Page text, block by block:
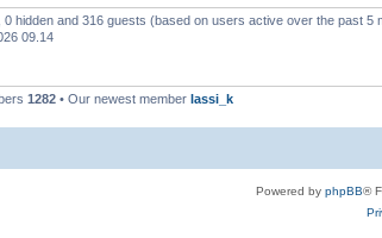
hidden and 316 guests (based on users active over the past 5
09.14
1282 • Our newest member lassi_k
Powered by phpBB®